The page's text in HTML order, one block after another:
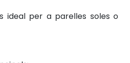
ideal per a parelles soles o